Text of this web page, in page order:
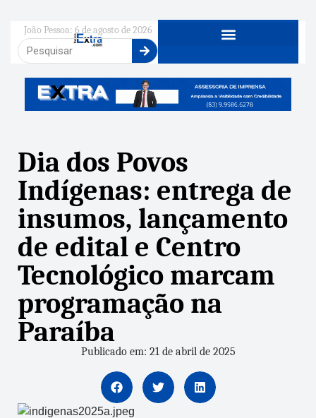
João Pessoa: 6 de agosto de 2026
Dia dos Povos
Indígenas: entrega de
insumos, lançamento
de edital e Centro
Tecnológico marcam
programação na
Paraíba
Publicado em: 21 de abril de 2025